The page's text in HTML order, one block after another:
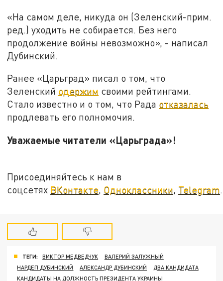
«На самом деле, никуда он (Зеленский-прим.
ред.) уходить не собирается. Без него
продолжение войны невозможно», - написал
Дубинский.
Ранее «Царьград» писал о том, что
Зеленский одержим своими рейтингами.
Стало известно и о том, что Рада отказалась
продлевать его полномочия.
Уважаемые читатели «Царьграда»!
Присоединяйтесь к нам в
соцсетях ВКонтакте Одноклассники Telegram
ТЕГИ: ВИКТОР МЕДВЕДЧУК
ВАЛЕРИЙ ЗАЛУЖНЫЙ
НАРДЕП ДУБИНСКИЙ
АЛЕКСАНДР ДУБИНСКИЙ
ДВА КАНДИДАТА
КАНДИДАТЫ НА ДОЛЖНОСТЬ ПРЕЗИДЕНТА УКРАИНЫ